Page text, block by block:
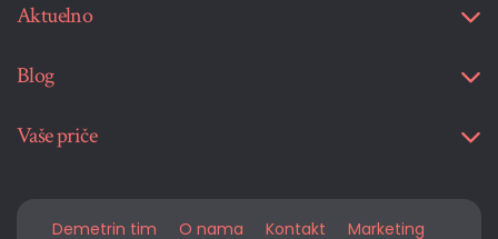
Aktuelno
Blog
Vaše priče
Demetrin tim O nama Kontakt Marketing